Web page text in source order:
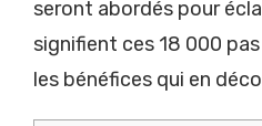
seront abordés pour
signifient ces 18 000
les bénéfices qui en